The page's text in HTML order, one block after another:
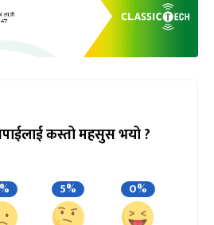
कस्तो महसुस भयो ?
5% 0%